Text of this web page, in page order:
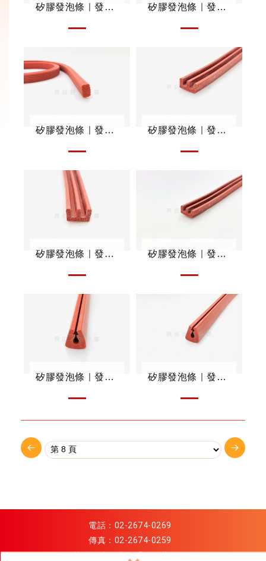
矽膠發泡條｜發泡迫緊條 矽膠發泡條｜發泡迫緊條
矽膠發泡條｜發泡迫緊條 矽膠發泡條｜發泡邊條
矽膠發泡條｜發泡邊條 矽膠發泡條｜發泡邊條
矽膠發泡條｜發泡迫緊條 矽膠發泡條｜發泡迫緊條
電話： 02-2674-0269
傳真：02-2674-0259
信箱：xinggiant@gmail.com